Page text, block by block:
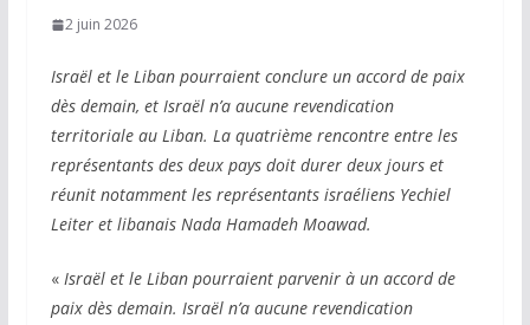
2 juin 2026
Israël et le Liban pourraient conclure un accord de paix
dès demain, et Israël n’a aucune revendication
territoriale au Liban. La quatrième rencontre entre les
représentants des deux pays doit durer deux jours et
réunit notamment les représentants israéliens Yechiel
Leiter et libanais Nada Hamadeh Moawad.
« Israël et le Liban pourraient parvenir à un accord de
paix dès demain. Israël n’a aucune revendication